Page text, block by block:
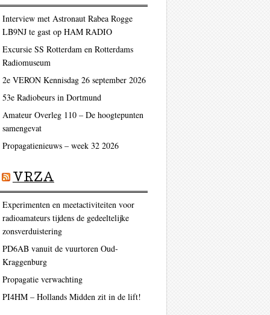
Interview met Astronaut Rabea Rogge
LB9NJ te gast op HAM RADIO
Excursie SS Rotterdam en Rotterdams
Radiomuseum
2e VERON Kennisdag 26 september 2026
53e Radiobeurs in Dortmund
Amateur Overleg 110 – De hoogtepunten
samengevat
Propagatienieuws – week 32 2026
VRZA
Experimenten en meetactiviteiten voor
radioamateurs tijdens de gedeeltelijke
zonsverduistering
PD6AB vanuit de vuurtoren Oud-
Kraggenburg
Propagatie verwachting
PI4HM – Hollands Midden zit in de lift!